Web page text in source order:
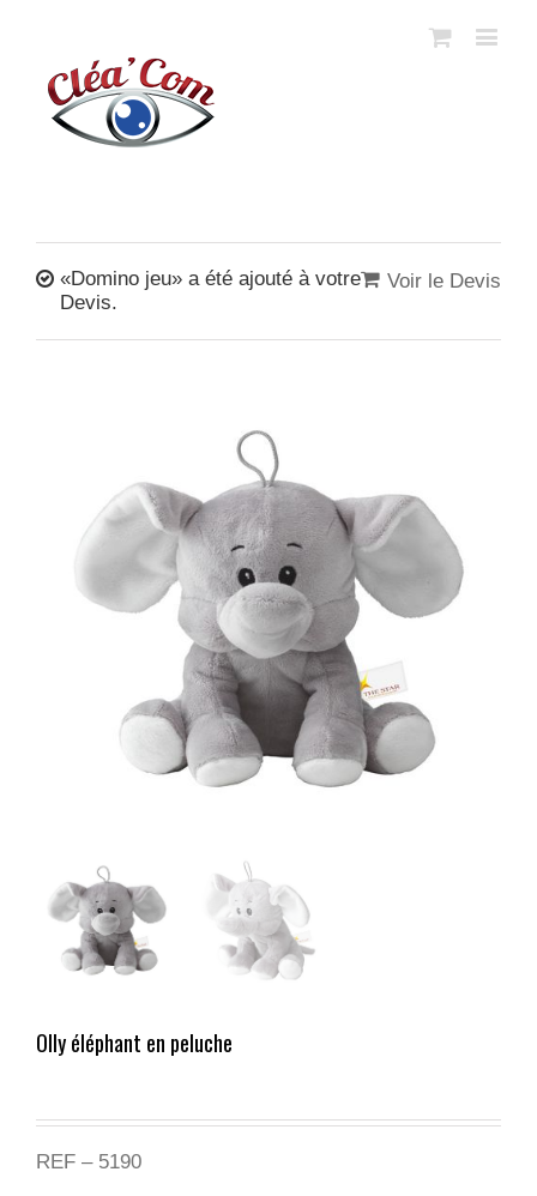
Voir le Devis
«Domino jeu» a été ajouté à votre
Devis.
Olly éléphant en peluche
REF – 5190